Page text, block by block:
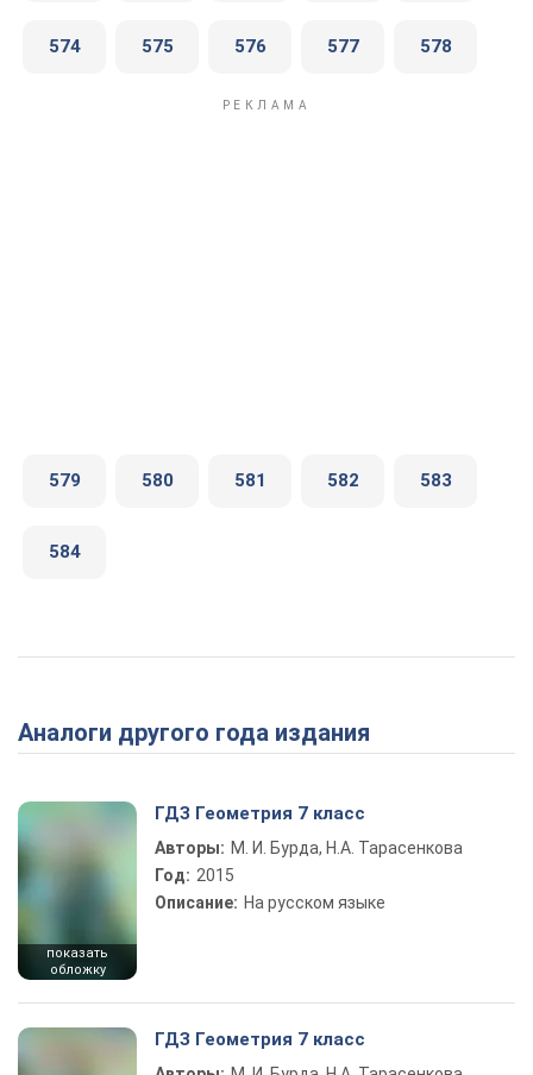
574 575 576 577 578
579 580 581 582 583
584
Аналоги другого года издания
показать
обложку
ГДЗ Геометрия 7 класс
Авторы: М. И. Бурда, Н.А. Тарасенкова
Год: 2015
Описание: На русском языке
ГДЗ Геометрия 7 класс